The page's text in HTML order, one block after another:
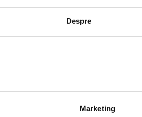
Despre
Marketing